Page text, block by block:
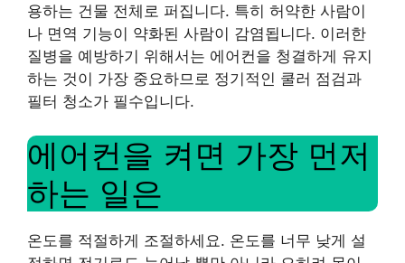
용하는 건물 전체로 퍼집니다. 특히 허약한 사람이
나 면역 기능이 약화된 사람이 감염됩니다. 이러한
질병을 예방하기 위해서는 에어컨을 청결하게 유지
하는 것이 가장 중요하므로 정기적인 쿨러 점검과
필터 청소가 필수입니다.
에어컨을 켜면 가장 먼저
하는 일은
온도를 적절하게 조절하세요. 온도를 너무 낮게 설